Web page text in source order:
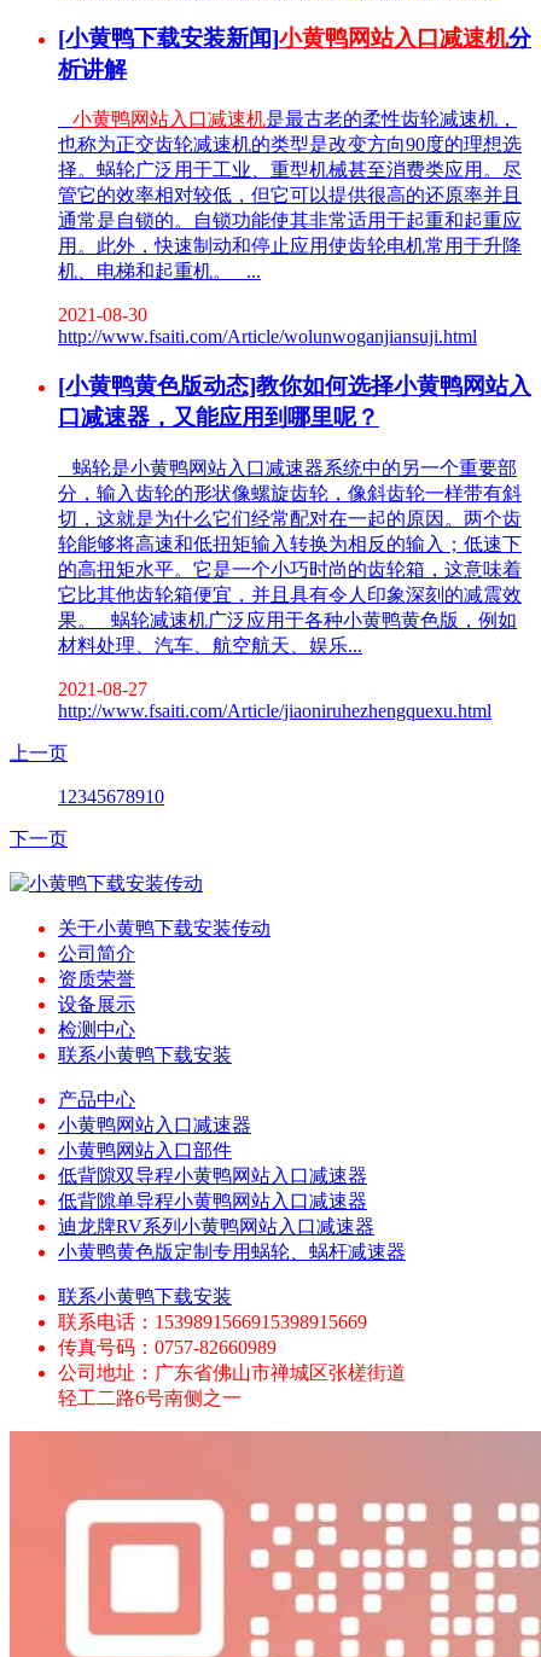
[小黄鸭下载安装新闻]小黄鸭网站入口减速机分
析讲解
小黄鸭网站入口减速机是最古老的柔性齿轮减速机，
也称为正交齿轮减速机的类型是改变方向90度的理想选
择。蜗轮广泛用于工业、重型机械甚至消费类应用。尽
管它的效率相对较低，但它可以提供很高的还原率并且
通常是自锁的。自锁功能使其非常适用于起重和起重应
用。此外，快速制动和停止应用使齿轮电机常用于升降
机、电梯和起重机。 ...
2021-08-30
http://www.fsaiti.com/Article/wolunwoganjiansuji.html
[小黄鸭黄色版动态]教你如何选择小黄鸭网站入
口减速器，又能应用到哪里呢？
蜗轮是小黄鸭网站入口减速器系统中的另一个重要部
分，输入齿轮的形状像螺旋齿轮，像斜齿轮一样带有斜
切，这就是为什么它们经常配对在一起的原因。两个齿
轮能够将高速和低扭矩输入转换为相反的输入；低速下
的高扭矩水平。它是一个小巧时尚的齿轮箱，这意味着
它比其他齿轮箱便宜，并且具有令人印象深刻的减震效
果。 蜗轮减速机广泛应用于各种小黄鸭黄色版，例如
材料处理、汽车、航空航天、娱乐...
2021-08-27
http://www.fsaiti.com/Article/jiaoniruhezhengquexu.html
上一页
1 2345678910
下一页
关于小黄鸭下载安装传动
公司简介
资质荣誉
设备展示
检测中心
联系小黄鸭下载安装
产品中心
小黄鸭网站入口减速器
小黄鸭网站入口部件
低背隙双导程小黄鸭网站入口减速器
低背隙单导程小黄鸭网站入口减速器
迪龙牌RV系列小黄鸭网站入口减速器
小黄鸭黄色版定制专用蜗轮、蜗杆减速器
联系小黄鸭下载安装
联系电话：1539891566915398915669
传真号码：0757-82660989
公司地址：广东省佛山市禅城区张槎街道
轻工二路6号南侧之一